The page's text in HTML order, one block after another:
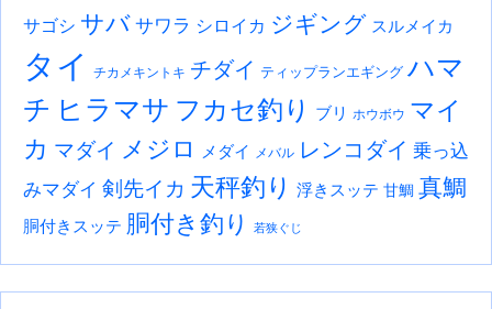
サゴシ サバ サワラ シロイカ ジギング スルメイカ
タイ チカメキントキ チダイ ティップランエギング ハマ
チ ヒラマサ フカセ釣り ブリ ホウボウ マイ
カ マダイ メジロ メダイ メバル レンコダイ 乗っ込
みマダイ 剣先イカ 天秤釣り 浮きスッテ 甘鯛 真鯛
胴付きスッテ 胴付き釣り 若狭ぐじ